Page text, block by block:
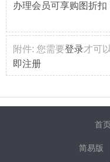
办理会员可享购图折
附件: 您需要登录才可
即注册
首
简易版